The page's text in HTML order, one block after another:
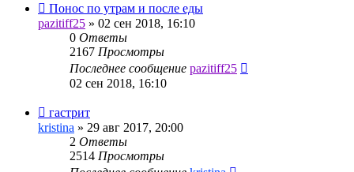
Понос по утрам и после еды
pazitiff25 » 02 сен 2018, 16:10
0 Ответы
2167 Просмотры
Последнее сообщение pazitiff25
02 сен 2018, 16:10
гастрит
kristina » 29 авг 2017, 20:00
2 Ответы
2514 Просмотры